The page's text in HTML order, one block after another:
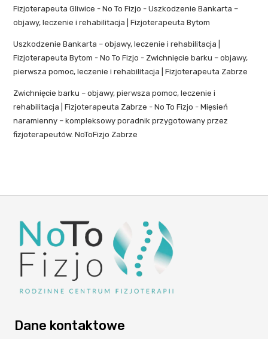
Fizjoterapeuta Gliwice - No To Fizjo -Uszkodzenie Bankarta –
objawy, leczenie i rehabilitacja | Fizjoterapeuta Bytom
Uszkodzenie Bankarta – objawy, leczenie i rehabilitacja |
Fizjoterapeuta Bytom - No To Fizjo - Zwichnięcie barku – objawy,
pierwsza pomoc, leczenie i rehabilitacja | Fizjoterapeuta Zabrze
Zwichnięcie barku – objawy, pierwsza pomoc, leczenie i
rehabilitacja | Fizjoterapeuta Zabrze - No To Fizjo -Mięsień
naramienny – kompleksowy poradnik przygotowany przez
fizjoterapeutów. NoToFizjo Zabrze
Dane kontaktowe